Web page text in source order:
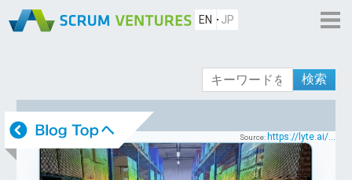
EN JP
検索
Source: https://lyte.ai/...